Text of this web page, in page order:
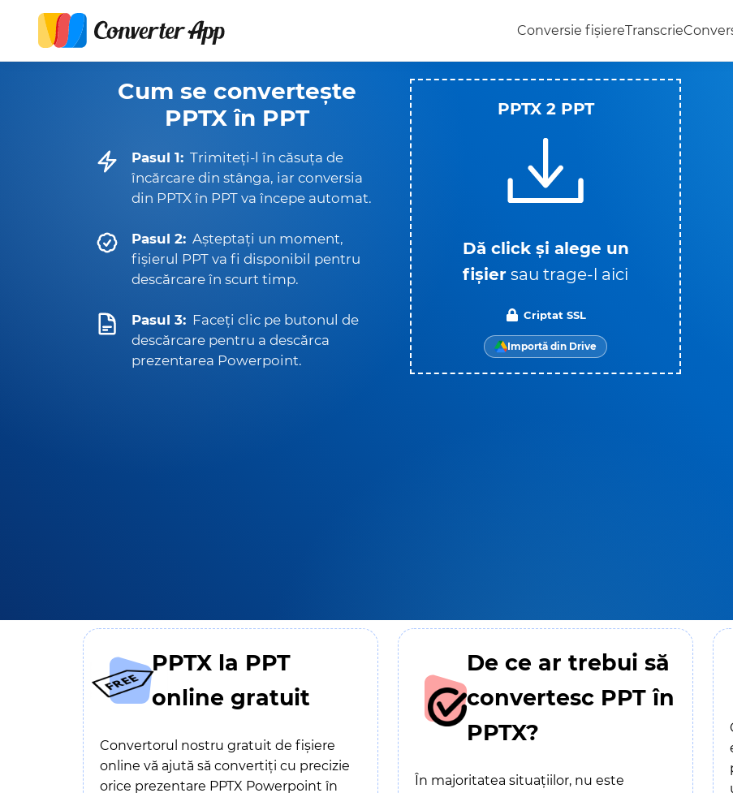
Conversie fișiereTranscrie
Cum se convertește
PPTX în PPT
Pasul 1: Trimiteți-l în căsuța de
încărcare din stânga, iar conversia
din PPTX în PPT va începe automat.
Pasul 2: Așteptați un moment,
fișierul PPT va fi disponibil pentru
descărcare în scurt timp.
Pasul 3: Faceți clic pe butonul de
descărcare pentru a descărca
prezentarea Powerpoint.
PPTX 2 PPT
Dă click și alege un
fișier sau trage-l aici
Criptat SSL
Importă din Drive
PPTX la PPT
online gratuit
Convertorul nostru gratuit de fișiere
online vă ajută să convertiți cu precizie
orice prezentare PPTX Powerpoint în
De ce ar trebui să
convertesc PPT în
PPTX?
În majoritatea situațiilor, nu este